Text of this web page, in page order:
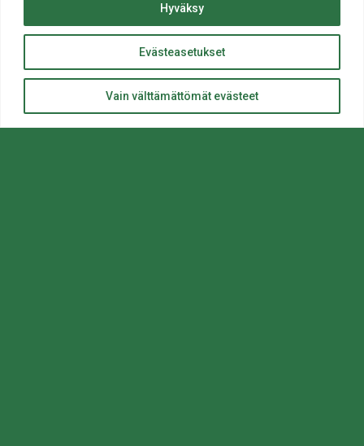
Evästeasetukset
Vain välttämättömät evästeet
Hyväksy
Uinti klo 14–19 (sisään klo 17 asti)
Omatoimikuntosali (sisään klo 17 asti), ikäraja 15v., klo
14–19, uimahalli
Scootti klo 14–17 Steissin Tunneli, Nuorisopalvelut
ylös